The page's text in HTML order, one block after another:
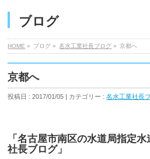
ブログ
HOME » ブログ » 名水工業社長ブログ » 京都へ
京都へ
投稿日 : 2017/01/05 | カテゴリー :名水工業社長
「名古屋市南区の水道局指定
社長ブログ」